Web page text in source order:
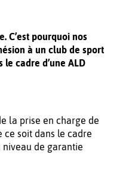
C’est pourquoi nos
à un club de sport
cadre d’une ALD
la prise en charge de
ce soit dans le cadre
niveau de garantie